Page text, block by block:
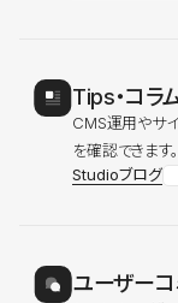
Tips・コラ
CMS運用やサ
を確認できます。
Studioブログ
ユーザーコ